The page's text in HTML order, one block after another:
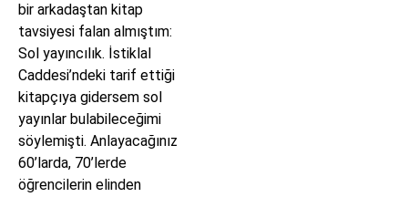
bir arkadaştan kitap
tavsiyesi falan almıştım:
Sol yayıncılık. İstiklal
Caddesi’ndeki tarif ettiği
kitapçıya gidersem sol
yayınlar bulabileceğimi
söylemişti. Anlayacağınız
60’larda, 70’lerde
öğrencilerin elinden